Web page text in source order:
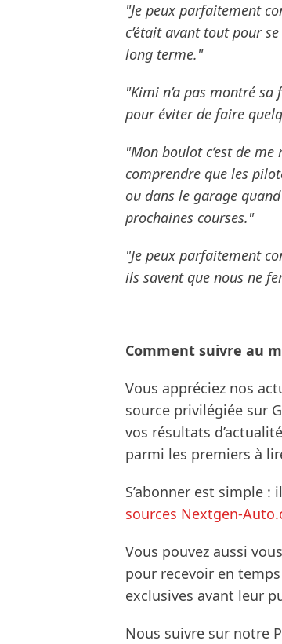
"Je peux parfaitement
c’était avant tout pour
long terme."
"Kimi n’a pas montré
pour éviter de faire
"Mon boulot c’est de
comprendre que les
ou dans le garage
prochaines courses."
"Je peux parfaitement
ils savent que nous ne
Comment suivre au
Vous appréciez nos
source privilégiée sur
vos résultats
parmi les premiers à
S’abonner est simple :
sources Nextgen-
Vous pouvez aussi
pour recevoir en
exclusives avant leur
Nous suivre sur notre